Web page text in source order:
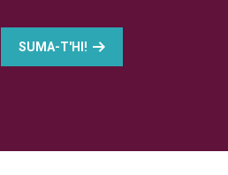
SUMA-T'HI!